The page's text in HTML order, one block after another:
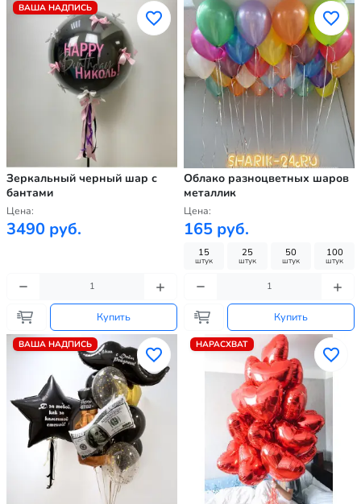
ВАША НАДПИСЬ
Зеркальный черный шар с
бантами
Цена:
3490 руб.
Купить
Облако разноцветных шаров
металлик
Цена:
165 руб.
15
штук
25
штук
50
штук
100
штук
Купить
ВАША НАДПИСЬ НАРАСХВАТ